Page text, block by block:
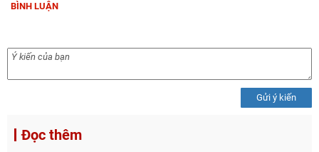
BÌNH LUẬN
Gửi ý kiến
Đọc thêm